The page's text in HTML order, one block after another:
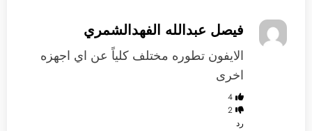
فيصل عبدالله الفهدالشمري
الايفون تطوره مختلف كلياً عن اي اجهزه
اخرى
4
2
رد